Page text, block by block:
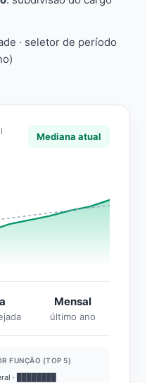
· seletor de período
Mediana atual
Mensal
último ano
FUNÇÃO (TOP 5)
· ████████